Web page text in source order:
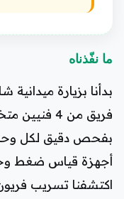
ما نفّذناه
بدأنا بزيارة
بفحص دقيق لكل
أجهزة قياس ضغط
اكتشفنا تسريب